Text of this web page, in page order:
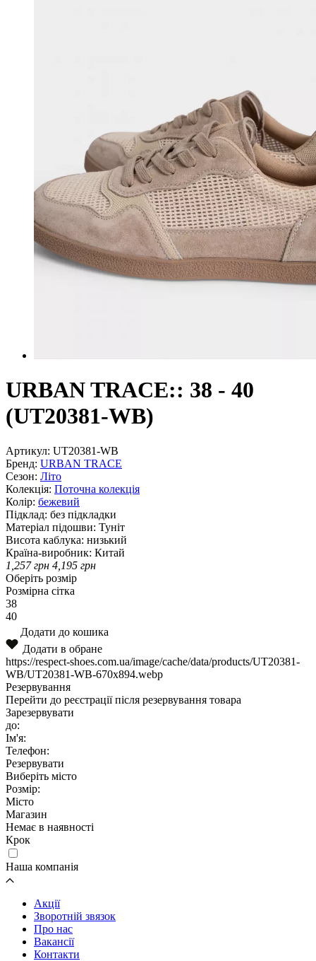
URBAN TRACE:: 38 - 40
(UT20381-WB)
Артикул: UT20381-WB
Бренд: URBAN TRACE
Сезон: Літо
Колекція: Поточна колекція
Колір: бежевий
Підклад: без підкладки
Матеріал підошви: Туніт
Висота каблука: низький
Країна-виробник: Китай
1,257грн 4,195 грн
Оберіть розмір
Розмірна сітка
38
40
Додати до кошика
Додати в обране
https://respect-shoes.com.ua/image/cache/data/products/UT20381-
WB/UT20381-WB-670x894.webp
Резервування
Перейти до реєстрації після резервування товара
Зарезервувати
до:
Ім'я:
Телефон:
Резервувати
Виберіть місто
Розмір:
Місто
Магазин
Немає в наявності
Крок
Наша компанія
Акції
Зворотній звязок
Про нас
Вакансії
Контакти